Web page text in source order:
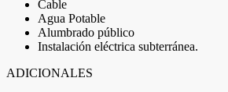
Cable
Agua Potable
Alumbrado público
Instalación eléctrica subterránea.
ADICIONALES